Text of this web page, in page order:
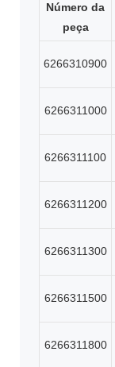
Número da
peça
6266310900
6266311000
6266311100
6266311200
6266311300
6266311500
6266311800